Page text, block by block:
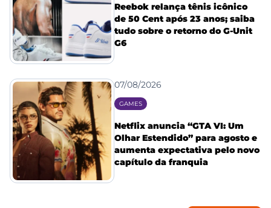
Reebok relança tênis icônico
de 50 Cent após 23 anos; saiba
tudo sobre o retorno do G-Unit
G6
07/08/2026
GAMES
Netflix anuncia “GTA VI: Um
Olhar Estendido” para agosto e
aumenta expectativa pelo novo
capítulo da franquia